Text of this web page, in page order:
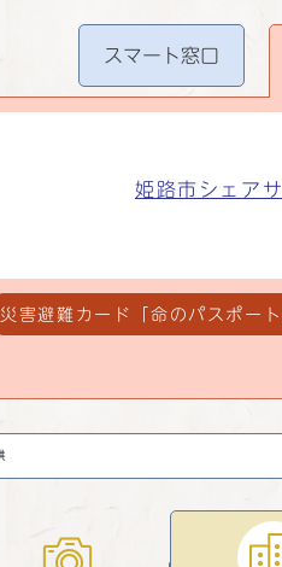
スマート窓口
姫路市シェア
災害避難カード「命のパスポート